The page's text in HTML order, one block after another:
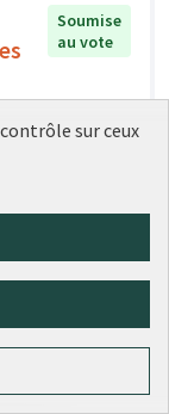
Soumise
au vote
sur ceux